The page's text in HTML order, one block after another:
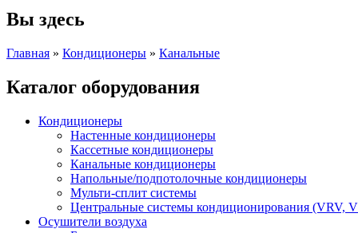
Вы здесь
Главная » Кондиционеры » Канальные
Каталог оборудования
Кондиционеры
Настенные кондиционеры
Кассетные кондиционеры
Канальные кондиционеры
Напольные/подпотолочные кондиционеры
Мульти-сплит системы
Центральные системы кондиционирования (VRV,
Осушители воздуха